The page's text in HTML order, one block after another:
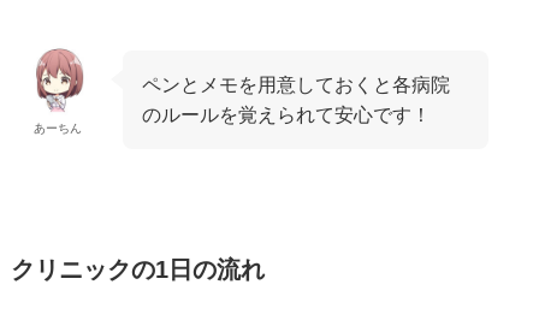
あーちん
ペンとメモを用意しておくと各病院
のルールを覚えられて安心です！
クリニックの1日の流れ